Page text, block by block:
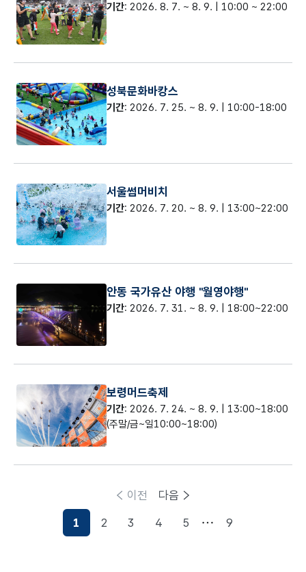
기간: 2026. 8. 7. ~ 8. 9. | 10:00 ~ 22:00
성북문화바캉스
기간: 2026. 7. 25. ~ 8. 9. | 10:00-18:00
서울썸머비치
기간: 2026. 7. 20. ~ 8. 9. | 13:00~22:00
안동 국가유산 야행 "월영야행"
기간: 2026. 7. 31. ~ 8. 9. | 18:00~22:00
보령머드축제
기간: 2026. 7. 24. ~ 8. 9. | 13:00~18:00
(주말/금~일10:00~18:00)
이전
현재페이지
1 2 3 4 5 9
다음